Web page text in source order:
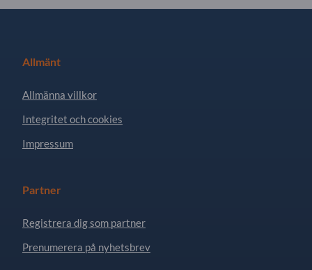
Allmänt
Allmänna villkor
Integritet och cookies
Impressum
Partner
Registrera dig som partner
Prenumerera på nyhetsbrev